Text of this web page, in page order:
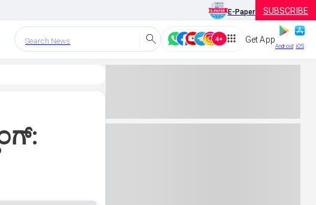
E-Paper SUBSCRIBE
Search News Get App
Android iOS